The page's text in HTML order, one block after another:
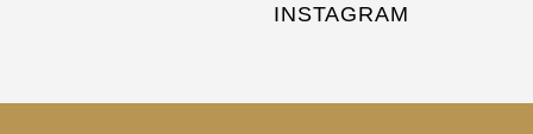
INSTAGRAM